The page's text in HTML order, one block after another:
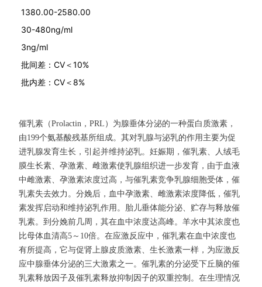
1380.00-2580.00
30-480ng/ml
3ng/ml
批间差：CV＜10%
批内差：CV＜8%
催乳素（Prolactin ， PRL ）为腺垂体分泌的一种蛋白质激素，
由199个氨基酸残基所组成。其对乳腺与泌乳的作用主要为促
进乳腺发育生长，引起并维持泌乳。妊娠期，催乳素、人绒毛
膜生长素、孕激素、雌激素使乳腺组织进一步发育，由于血液
中雌激素、孕激素浓度过高，与催乳素竞争乳腺细胞受体，催
乳素失去效力。分娩后，血中孕激素、雌激素浓度降低，催乳
素发挥启动和维持泌乳作用。胎儿垂体能分泌、贮存与释放催
乳素。到分娩前几周，其在血中浓度达高峰。羊水中其浓度也
比母体血清高5 ～ 10倍。在应激反应中，催乳素在血中浓度也
有所提高，它与促肾上腺皮质激素、生长激素一样，为应激反
应中腺垂体分泌的三大激素之一。催乳素的分泌受下丘脑的催
乳素释放因子及催乳素释放抑制因子的双重控制。在生理情况